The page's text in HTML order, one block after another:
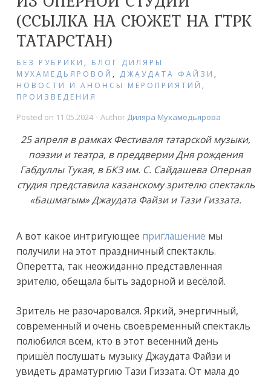
(ССЫЛКА НА СЮЖЕТ НА ГТРК
ТАТАРСТАН)
БЕЗ РУБРИКИ , БЛОГ ДИЛЯРЫ
МУХАМЕДЬЯРОВОЙ , ДЖАУДАТА ФАЙЗИ ,
НОВОСТИ И АНОНСЫ МЕРОПРИЯТИЙ ,
ПРОИЗВЕДЕНИЯ
Posted on 11.05.2024 Author Диляра Мухамедьярова
25 апреля в рамках Фестиваля татарской музыки,
поэзии и театра, в преддверии Дня рождения
Габдуллы Тукая, в БКЗ им. С. Сайдашева Оперная
студия представила казанскому зрителю спектакль
«Башмагым» Джаудата Файзи и Тази Гиззата.
А вот какое интригующее приглашение мы
получили на этот праздничный спектакль.
Оперетта, так неожиданно представленная
зрителю, обещала быть задорной и весёлой.
Зритель не разочаровался. Яркий, энергичный,
современный и очень своевременный спектакль
полюбился всем, кто в этот весенний день
пришёл послушать музыку Джаудата Файзи и
увидеть драматургию Тази Гиззата. От мала до